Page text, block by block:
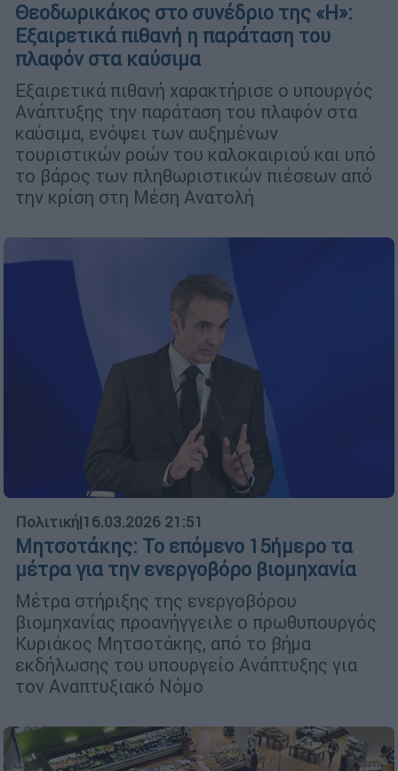
Θεοδωρικάκος στο συνέδριο της «Η»:
Εξαιρετικά πιθανή η παράταση του
πλαφόν στα καύσιμα
Εξαιρετικά πιθανή χαρακτήρισε ο υπουργός
Ανάπτυξης την παράταση του πλαφόν στα
καύσιμα, ενόψει των αυξημένων
τουριστικών ροών του καλοκαιριού και υπό
το βάρος των πληθωριστικών πιέσεων από
την κρίση στη Μέση Ανατολή
Πολιτική|16.03.2026 21:51
Μητσοτάκης: Το επόμενο 15ήμερο τα
μέτρα για την ενεργοβόρο βιομηχανία
Μέτρα στήριξης της ενεργοβόρου
βιομηχανίας προανήγγειλε ο πρωθυπουργός
Κυριάκος Μητσοτάκης, από το βήμα
εκδήλωσης του υπουργείο Ανάπτυξης για
τον Αναπτυξιακό Νόμο